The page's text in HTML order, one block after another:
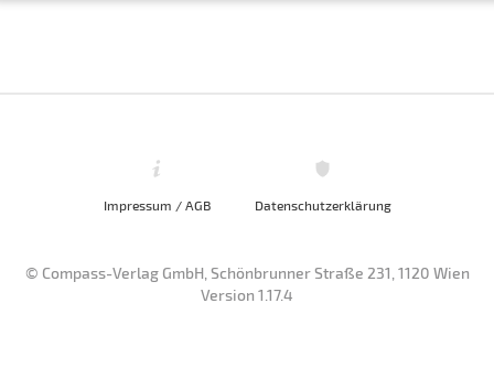
Impressum / AGB Datenschutzerklärung
© Compass-Verlag GmbH, Schönbrunner Straße 231, 1120 Wien
Version 1.17.4